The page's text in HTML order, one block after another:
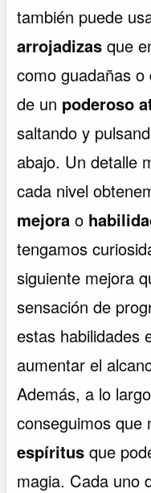
también puede
arrojadizas que
como guadañas o
de un poderoso
saltando y
abajo. Un detalle
cada nivel
mejorao
tengamos
siguiente mejora
sensación de
estas habilidades
aumentar el
Además, a lo
conseguimos
espíritus que
magia. Cada uno